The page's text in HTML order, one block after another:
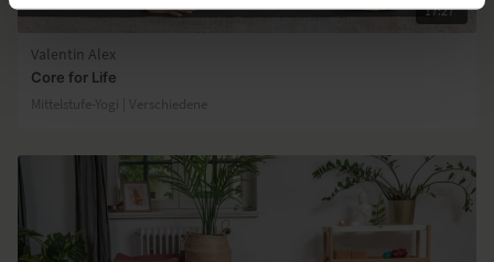
17:27
Valentin Alex
Core for Life
Mittelstufe-Yogi | Verschiedene